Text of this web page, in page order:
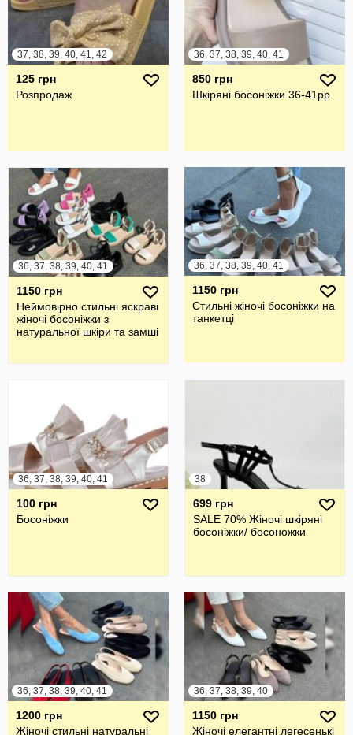
37, 38, 39, 40, 41, 42
125 грн
Розпродаж
36, 37, 38, 39, 40, 41
850 грн
Шкіряні босоніжки 36-41рр.
36, 37, 38, 39, 40, 41
1150 грн
Неймовірно стильні яскраві
жіночі босоніжки з
натуральної шкіри та замші
36, 37, 38, 39, 40, 41
1150 грн
Стильні жіночі босоніжки на
танкетці
36, 37, 38, 39, 40, 41
100 грн
Босоніжки
38
699 грн
SALE 70% Жіночі шкіряні
босоніжки/ босоножки
36, 37, 38, 39, 40, 41
1200 грн
Жіночі стильні натуральні
36, 37, 38, 39, 40
1150 грн
Жіночі елегантні легесенькі